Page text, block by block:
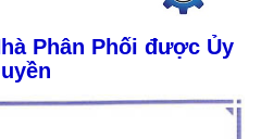
Phân Phối được Ủy